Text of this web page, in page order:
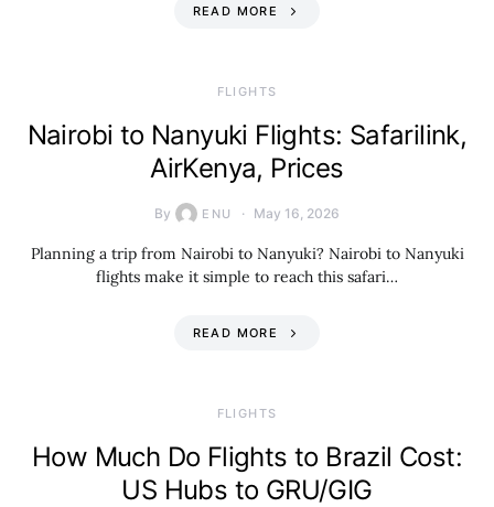
READ MORE
​FLIGHTS
Nairobi to Nanyuki Flights: Safarilink,
AirKenya, Prices
By ENU May 16, 2026
Planning a trip from Nairobi to Nanyuki? Nairobi to Nanyuki
flights make it simple to reach this safari…
READ MORE
​FLIGHTS
How Much Do Flights to Brazil Cost:
US Hubs to GRU/GIG